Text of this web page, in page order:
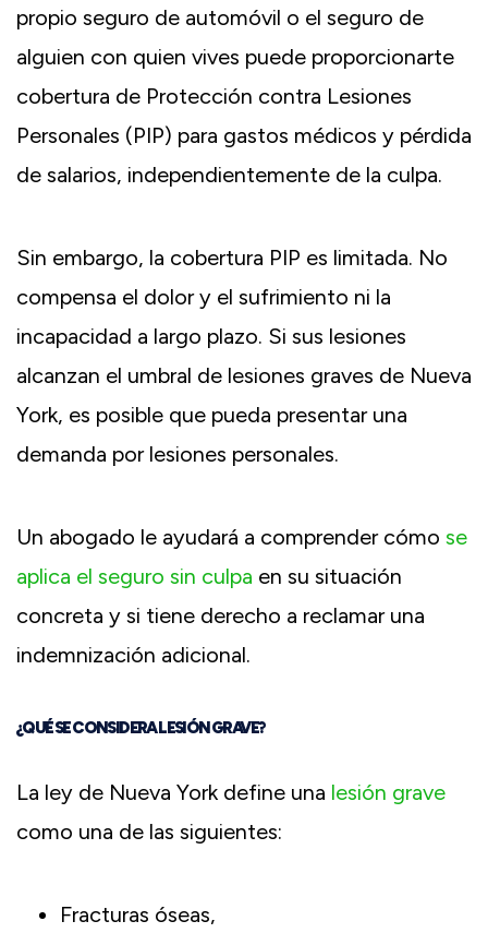
propio seguro de automóvil o el seguro de
alguien con quien vives puede proporcionarte
cobertura de Protección contra Lesiones
Personales (PIP) para gastos médicos y pérdida
de salarios, independientemente de la culpa.
Sin embargo, la cobertura PIP es limitada. No
compensa el dolor y el sufrimiento ni la
incapacidad a largo plazo. Si sus lesiones
alcanzan el umbral de lesiones graves de Nueva
York, es posible que pueda presentar una
demanda por lesiones personales.
Un abogado le ayudará a comprender cómo se
aplica el seguro sin culpa en su situación
concreta y si tiene derecho a reclamar una
indemnización adicional.
¿QUÉ SE CONSIDERA LESIÓN GRAVE?
La ley de Nueva York define una lesión grave
como una de las siguientes:
Fracturas óseas,